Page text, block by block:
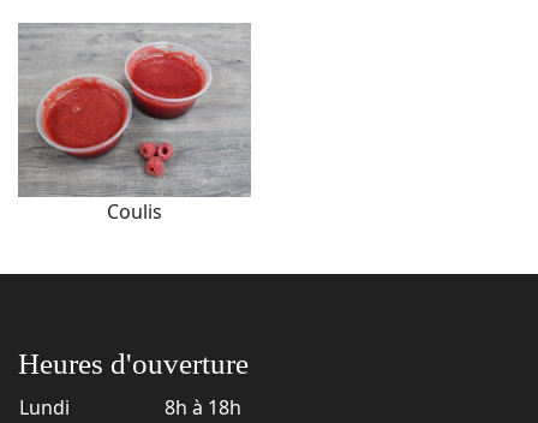
Coulis
Heures d'ouverture
Lundi
8h à 18h